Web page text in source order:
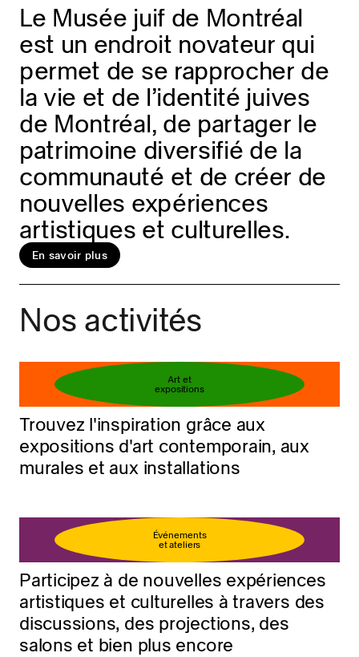
Réservez votre billet
En savoir plus
Le Musée juif de Montréal
est un endroit novateur qui
permet de se rapprocher de
la vie et de l’identité juives
de Montréal, de partager le
patrimoine diversifié de la
communauté et de créer de
nouvelles expériences
artistiques et culturelles.
En savoir plus
Nos activités
Art et
expositions
Trouvez l'inspiration grâce aux
expositions d'art contemporain, aux
murales et aux installations
Événements
et ateliers
Participez à de nouvelles expériences
artistiques et culturelles à travers des
discussions, des projections, des
salons et bien plus encore